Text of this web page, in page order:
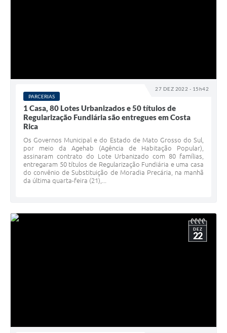
27 DEZ 2022 - 15h42
PARCERIAS
1 Casa, 80 Lotes Urbanizados e 50 títulos de
Regularização Fundiária são entregues em Costa
Rica
Os Governos Municipal e do Estado de Mato Grosso do Sul,
por meio da Agehab (Agência de Habitação Popular),
assinaram contrato do Lote Urbanizado com 80 famílias,
entregaram 50 títulos de Regularização Fundiária e uma casa
do convênio de Substituição de Moradia Precária, na manhã
da última quarta-feira (21),...
DEZ
22